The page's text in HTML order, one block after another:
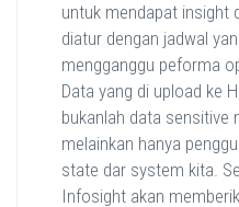
untuk mendapat insight
diatur dengan jadwal
mengganggu peforma
Data yang di upload ke
bukanlah data sensitive
melainkan hanya
state dar system kita.
Infosight akan